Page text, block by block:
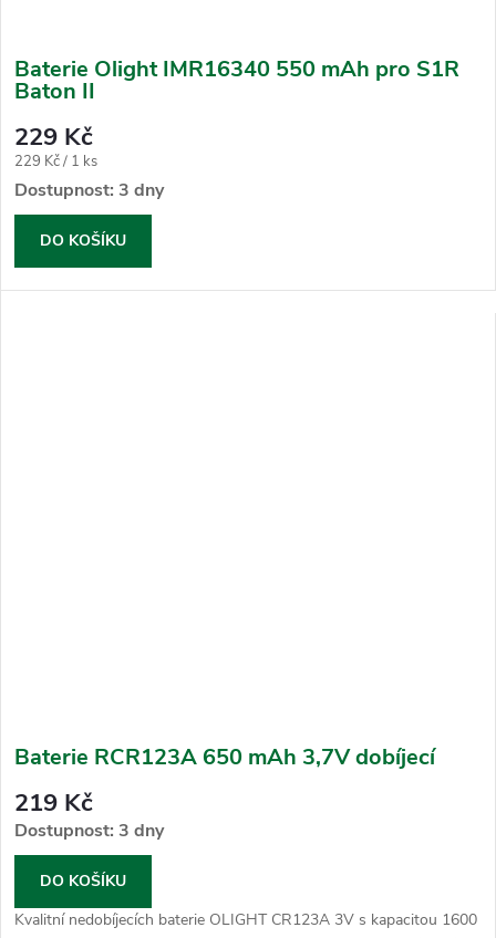
Baterie Olight IMR16340 550 mAh pro S1R
Baton II
229 Kč
Měrná
cena:
229 Kč / 1 ks
Dostupnost: 3 dny
DO KOŠÍKU
Baterie RCR123A 650 mAh 3,7V dobíjecí
219 Kč
Dostupnost: 3 dny
DO KOŠÍKU
Kvalitní nedobíjecích baterie OLIGHT CR123A 3V s kapacitou 1600